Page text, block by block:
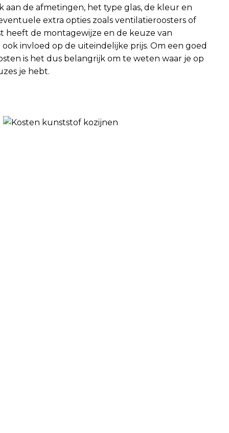
aan de afmetingen, het type glas, de kleur en
extra opties zoals ventilatieroosters of
heeft de montagewijze en de keuze van
invloed op de uiteindelijke prijs. Om een goed
is het dus belangrijk om te weten waar je op
je hebt.